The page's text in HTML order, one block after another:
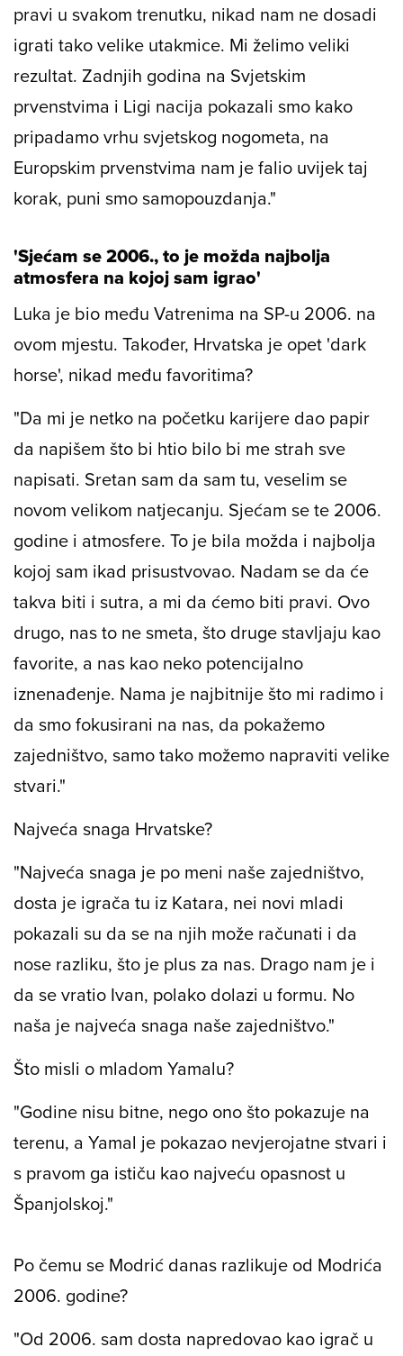
pravi u svakom trenutku, nikad nam ne dosadi
igrati tako velike utakmice. Mi želimo veliki
rezultat. Zadnjih godina na Svjetskim
prvenstvima i Ligi nacija pokazali smo kako
pripadamo vrhu svjetskog nogometa, na
Europskim prvenstvima nam je falio uvijek taj
korak, puni smo samopouzdanja."
'Sjećam se 2006., to je možda najbolja
atmosfera na kojoj sam igrao'
Luka je bio među Vatrenima na SP-u 2006. na
ovom mjestu. Također, Hrvatska je opet 'dark
horse', nikad među favoritima?
"Da mi je netko na početku karijere dao papir
da napišem što bi htio bilo bi me strah sve
napisati. Sretan sam da sam tu, veselim se
novom velikom natjecanju. Sjećam se te 2006.
godine i atmosfere. To je bila možda i najbolja
kojoj sam ikad prisustvovao. Nadam se da će
takva biti i sutra, a mi da ćemo biti pravi. Ovo
drugo, nas to ne smeta, što druge stavljaju kao
favorite, a nas kao neko potencijalno
iznenađenje. Nama je najbitnije što mi radimo i
da smo fokusirani na nas, da pokažemo
zajedništvo, samo tako možemo napraviti velike
stvari."
Najveća snaga Hrvatske?
"Najveća snaga je po meni naše zajedništvo,
dosta je igrača tu iz Katara, nei novi mladi
pokazali su da se na njih može računati i da
nose razliku, što je plus za nas. Drago nam je i
da se vratio Ivan, polako dolazi u formu. No
naša je najveća snaga naše zajedništvo."
Što misli o mladom Yamalu?
"Godine nisu bitne, nego ono što pokazuje na
terenu, a Yamal je pokazao nevjerojatne stvari i
s pravom ga ističu kao najveću opasnost u
Španjolskoj."
Po čemu se Modrić danas razlikuje od Modrića
2006. godine?
"Od 2006. sam dosta napredovao kao igrač u